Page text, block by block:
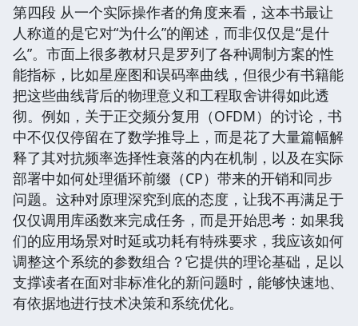
第四段 从一个实际操作者的角度来看，这本书最让
人称道的是它对“为什么”的阐述，而非仅仅是“是什
么”。市面上很多教材只是罗列了各种调制方案的性
能指标，比如星座图和误码率曲线，但很少有书籍能
把这些曲线背后的物理意义和工程取舍讲得如此透
彻。例如，关于正交频分复用（OFDM）的讨论，书
中不仅仅停留在了数学推导上，而是花了大量篇幅解
释了其对抗频率选择性衰落的内在机制，以及在实际
部署中如何处理循环前缀（CP）带来的开销和同步
问题。这种对原理深究到底的态度，让我不再满足于
仅仅调用库函数来完成任务，而是开始思考：如果我
们的应用场景对时延或功耗有特殊要求，我应该如何
调整这个系统的参数组合？它提供的理论基础，足以
支撑读者在面对非标准化的新问题时，能够快速地、
有依据地进行技术决策和系统优化。